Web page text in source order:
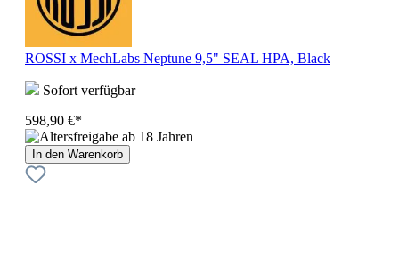
ROSSI x MechLabs Neptune 9,5" SEAL HPA, Black
Sofort verfügbar
598,90 €*
In den Warenkorb